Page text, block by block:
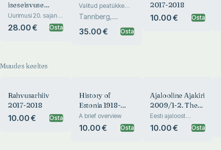
iseseisvuse
taastamiseni
Uurimusi 20. sajandi
Eesti ajaloost
28.00 € Osta
Valitud peatükke
Vabadussõjast
tänapäevani
Tannberg,
Noormets, Kaasik,
Seene, Pi...
35.00 € Osta
2017-2018
10.00 € Osta
Muudes keeltes
Rahvusarhiiv
2017-2018
10.00 € Osta
History of
Estonia 1918-
2017
A brief overview
10.00 € Osta
Ajalooline Ajakiri
2009/1-2. The
Estonian
Historical
Eesti ajaloost
nõukogude võimu
perioodil. Studies in
10.00 € Osta